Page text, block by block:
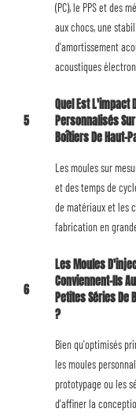
(PC), le PPS et des
aux chocs, une
d'amortissement
acoustiques
5
Quel Est L'impact
Personnalisés
Boîtiers De Haut-
Les moules sur
et des temps de
de matériaux et les
fabrication en
6
Les Moules
Conviennent-Ils
Petites Séries
?
Bien qu'optimisés
les moules
prototypage ou les
d'affiner la